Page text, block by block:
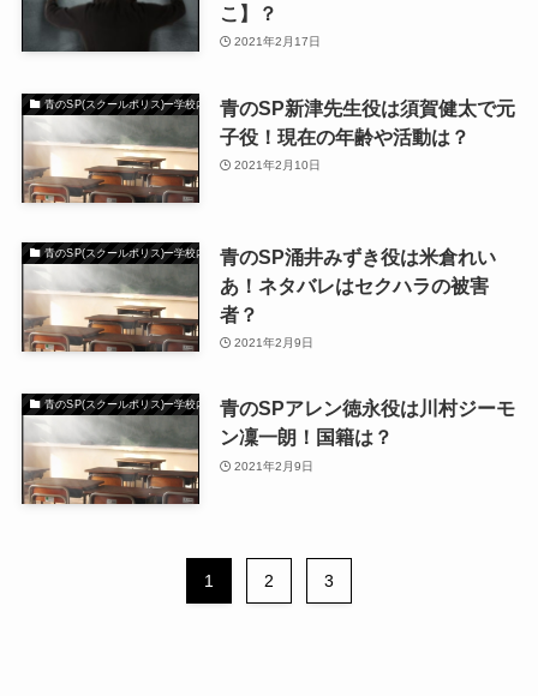
こ】？
2021年2月17日
青のSP(スクールポリス)ー学校内警察・嶋田隆平青のSP新津先生役は須賀健太で元
子役！現在の年齢や活動は？
2021年2月10日
青のSP(スクールポリス)ー学校内警察・嶋田隆平青のSP涌井みずき役は米倉れい
あ！ネタバレはセクハラの被害
者？
2021年2月9日
青のSP(スクールポリス)ー学校内警察・嶋田隆平青のSPアレン徳永役は川村ジーモ
ン凜一朗！国籍は？
2021年2月9日
1 2 3